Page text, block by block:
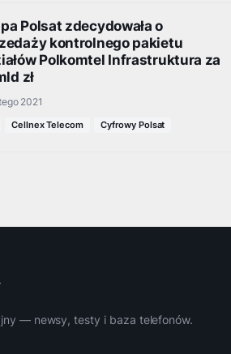
Polsat zdecydowała o
kontrolnego pakietu
Polkomtel Infrastruktura za
zł
2021
Cellnex Telecom Cyfrowy Polsat
— newsy, testy i baza telefonów.